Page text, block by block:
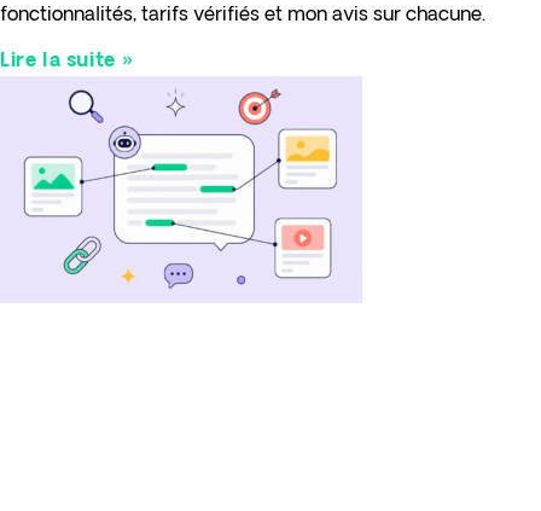
fonctionnalités, tarifs vérifiés et mon avis sur chacune.
Lire la suite »